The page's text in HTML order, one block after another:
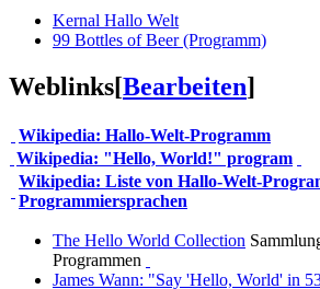
Kernal Hallo Welt
99 Bottles of Beer (Programm)
Weblinks[Bearbeiten]
Wikipedia: Hallo-Welt-Programm
Wikipedia: "Hello, World!" program
Wikipedia: Liste von Hallo-Welt-
Programmiersprachen
The Hello World Collection
Programmen
James Wann: "Say 'Hello, World' in